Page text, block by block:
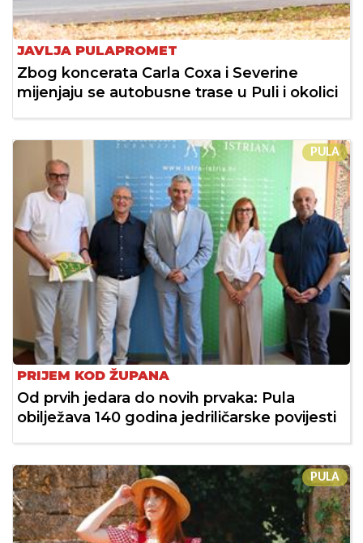
JAVLJA PULAPROMET
Zbog koncerata Carla Coxa i Severine
mijenjaju se autobusne trase u Puli i okolici
PULA
PRIJEM KOD ŽUPANA
Od prvih jedara do novih prvaka: Pula
obilježava 140 godina jedriličarske povijesti
PULA